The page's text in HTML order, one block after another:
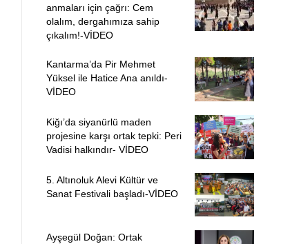
anmaları için çağrı: Cem
olalım, dergahımıza sahip
çıkalım!-VİDEO
Kantarma’da Pir Mehmet
Yüksel ile Hatice Ana anıldı-
VİDEO
Kiğı’da siyanürlü maden
projesine karşı ortak tepki: Peri
Vadisi halkındır- VİDEO
5. Altınoluk Alevi Kültür ve
Sanat Festivali başladı-VİDEO
Ayşegül Doğan: Ortak